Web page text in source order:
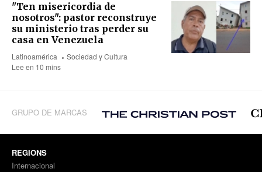
"Ten misericordia de
nosotros": pastor reconstruye
su ministerio tras perder su
casa en Venezuela
Latinoamérica
Sociedad y Cultura
Lee en 10 mins
GRUPO DE MARCAS
REGIONS
Internacional